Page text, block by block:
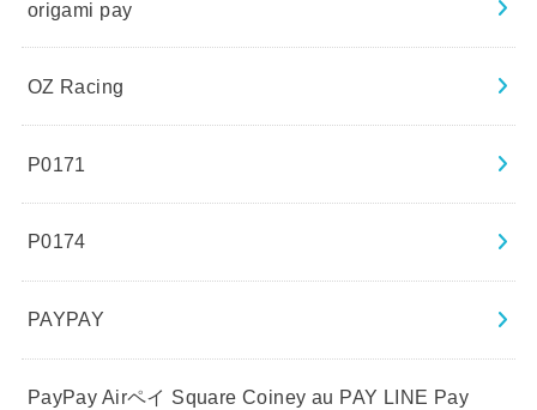
origami pay
OZ Racing
P0171
P0174
PAYPAY
PayPay Airペイ Square Coiney au PAY LINE Pay